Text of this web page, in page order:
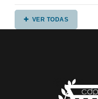
VER TODAS